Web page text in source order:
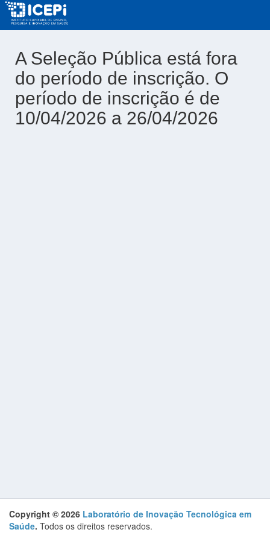
A Seleção Pública está fora
do período de inscrição. O
período de inscrição é de
10/04/2026 a 26/04/2026
Copyright © 2026 Laboratório de Inovação Tecnológica em
Saúde. Todos os direitos reservados.